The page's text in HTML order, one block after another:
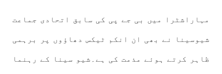
مہاراشٹرا میں بی جے پی کی سابق اتحادی جماعت
شیوسینا نے بھی ان انکم ٹیکس دھاؤوں پر برہمی
ظاہر کرتے ہوئے مذمت کی ہے۔شیو سینا کے رہنما